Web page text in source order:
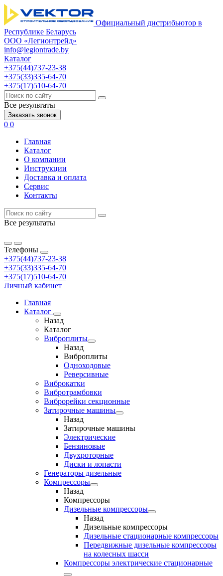
Официальный дистрибьютор в
Республике Беларусь
ООО «Легионтрейд»
info@legiontrade.by
Каталог
+375(44)737-23-38
+375(33)335-64-70
+375(17)510-64-70
Все результаты
Заказать звонок
0 0
Главная
Каталог
О компании
Инструкции
Доставка и оплата
Сервис
Контакты
Все результаты
Телефоны
+375(44)737-23-38
+375(33)335-64-70
+375(17)510-64-70
Личный кабинет
Главная
Каталог
Назад
Каталог
Виброплиты
Назад
Виброплиты
Одноходовые
Реверсивные
Виброкатки
Вибротрамбовки
Виброрейки секционные
Затирочные машины
Назад
Затирочные машины
Электрические
Бензиновые
Двухроторные
Диски и лопасти
Генераторы дизельные
Компрессоры
Назад
Компрессоры
Дизельные компрессоры
Назад
Дизельные компрессоры
Дизельные стационарные компрессоры
Передвижные дизельные компрессоры
на колесных шасси
Компрессоры электрические стационарные